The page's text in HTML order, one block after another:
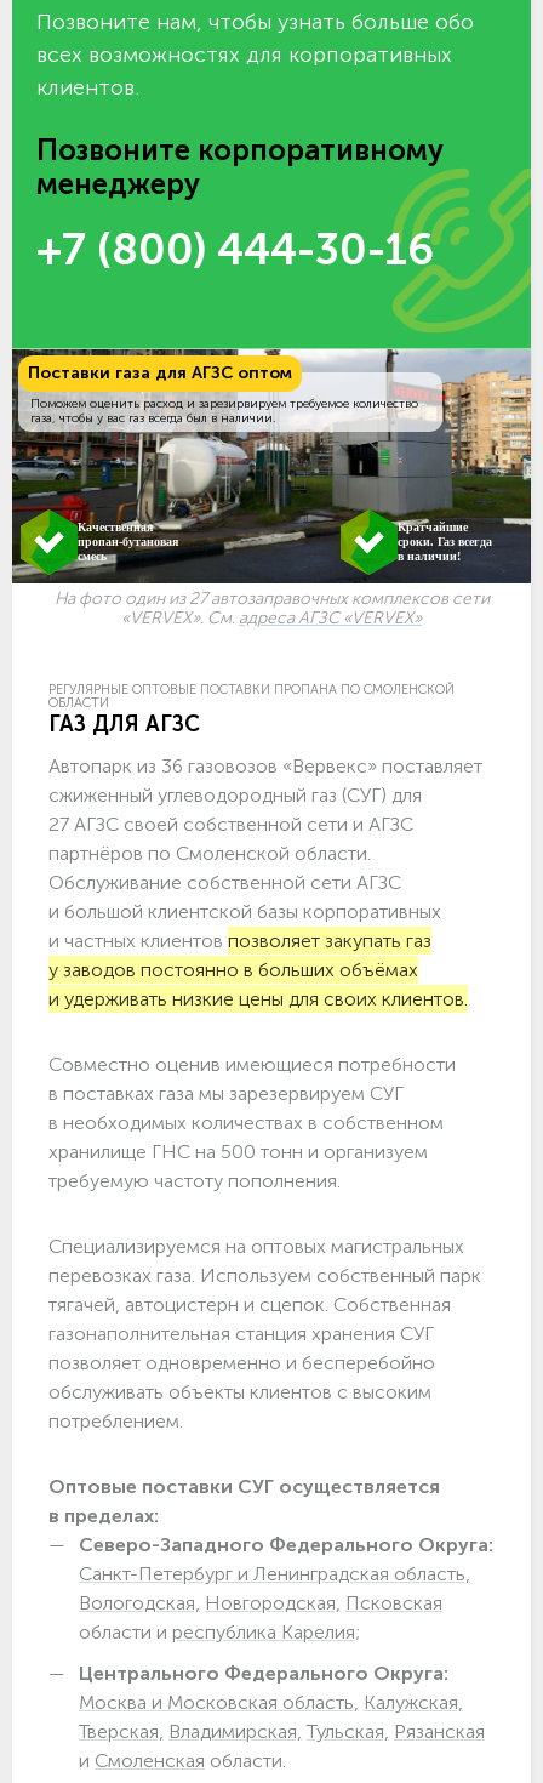
Позвоните нам, чтобы узнать больше обо
всех возможностях для корпоративных
клиентов.
Позвоните корпоративному
менеджеру
+7 (800) 444-30-16
Поставки газа для АГЗС оптом
Поможем оценить расход и зарезирвируем требуемое количество
газа, чтобы у вас газ всегда был в наличии.
Качественная
пропан-бутановая
смесь
Кратчайшие
сроки. Газ всегда
в наличии!
На фото один из 27 автозаправочных комплексов сети
«VERVEX». См. адреса АГЗС «VERVEX»
РЕГУЛЯРНЫЕ ОПТОВЫЕ ПОСТАВКИ ПРОПАНА ПО СМОЛЕНСКОЙ
ОБЛАСТИ
ГАЗ ДЛЯ АГЗС
Автопарк из 36 газовозов «Вервекс» поставляет
сжиженный углеводородный газ (СУГ) для
27 АГЗС своей собственной сети и АГЗС
партнёров по Смоленской области.
Обслуживание собственной сети АГЗС
и большой клиентской базы корпоративных
и частных клиентов позволяет закупать газ
у заводов постоянно в больших объёмах
и удерживать низкие цены для своих клиентов.
Совместно оценив имеющиеся потребности
в поставках газа мы зарезервируем СУГ
в необходимых количествах в собственном
хранилище ГНС на 500 тонн и организуем
требуемую частоту пополнения.
Специализируемся на оптовых магистральных
перевозках газа. Используем собственный парк
тягачей, автоцистерн и сцепок. Собственная
газонаполнительная станция хранения СУГ
позволяет одновременно и бесперебойно
обслуживать объекты клиентов с высоким
потреблением.
Оптовые поставки СУГ осуществляется
в пределах:
Северо-Западного Федерального Округа:
Санкт-Петербург и Ленинградская область,
Вологодская, Новгородская, Псковская
области и республика Карелия;
Центрального Федерального Округа:
Москва и Московская область, Калужская,
Тверская, Владимирская, Тульская, Рязанская
и Смоленская области.